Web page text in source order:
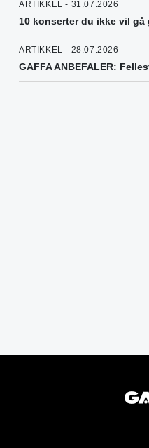
ARTIKKEL - 31.07.2026
10 konserter du ikke vil
ARTIKKEL - 28.07.2026
GAFFA ANBEFALER: